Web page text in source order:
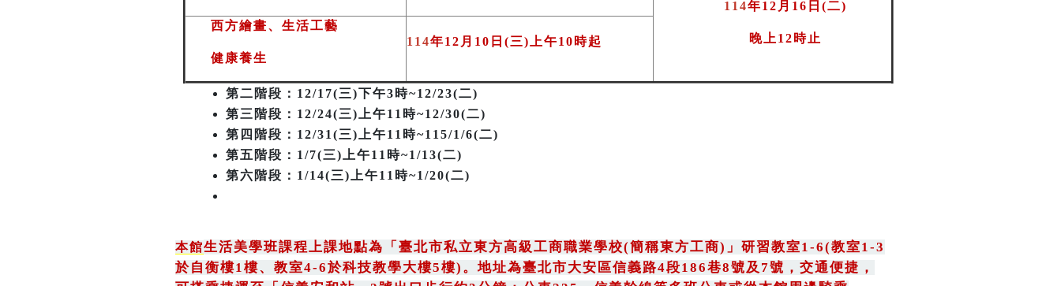
114年12月16日(二)
晚上12時止
西方繪畫、生活工藝
健康養生
114年12月10日(三)上午10時起
第二階段 ：12/17(三)下午3時~12/23(二)
第三階段 ：12/24(三)上午11時~12/30(二)
第四階段：12/31(三)上午11時~115/1/6(二)
第五階段：1/7(三)上午11時~1/13(二)
第六階段：1/14(三)上午11時~1/20(二)
本館生活美學班課程上課地點為 「 臺北市私立東方高級工商職業學校(簡稱東方工商) 」 研習教室1-6(教室1-3
於自衡樓1樓、教室4-6於科技教學大樓5樓)。地址為臺北市大安區信義路4段186巷8號及7號 ， 交通便捷，